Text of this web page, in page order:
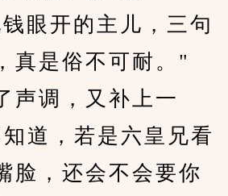
眼开的主儿，三句
真是俗不可耐。"
声调，又补上一
道，若是六皇兄看
脸，还会不会要你